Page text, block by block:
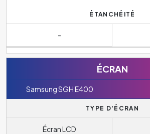
ÉTANCHÉITÉ
-
ÉCRAN
Samsung SGH E400
TYPE D'ÉCRAN
Écran LCD